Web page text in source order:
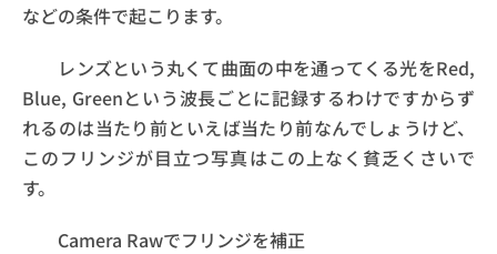
などの条件で起こります。
レンズという丸くて曲面の中を通ってくる光をRed,
Blue, Greenという波長ごとに記録するわけですからず
れるのは当たり前といえば当たり前なんでしょうけど、
このフリンジが目立つ写真はこの上なく貧乏くさいで
す。
Camera Rawでフリンジを補正